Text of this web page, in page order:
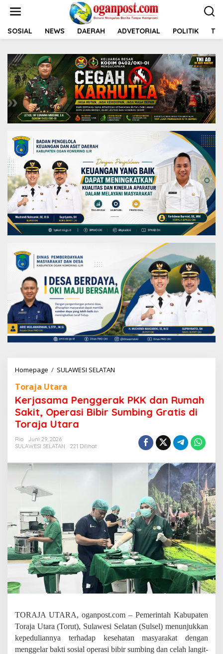
t
SOSIAL NEWS DAERAH ADVETORIAL POLITIK
Homepage / SULAWESI SELATAN
j
a
s
r
a
k
P
K
K
d
a
n
R
u
a
h
S
a
k
Toraja Utara
Kerjasama Penggerak PKK dan Rumah
Sakit, Operasi Bibir Sumbing Gratis di
Toraja Utara
Rio
Juni 29, 2026
SULAWESI SELATAN
221 Dilihat
TORAJA UTARA, oganpost.com – Pemerintah Kabupaten
Toraja Utara (Torut), Sulawesi Selatan (Sulsel) menunjukkan
kepeduliannya terhadap kesehatan masyarakat dengan
menggelar bakti sosial operasi bibir sumbing dan celah langit-